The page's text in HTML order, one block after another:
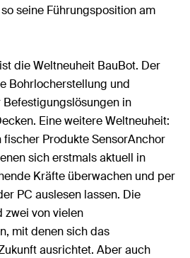
seine Führungsposition am
die Weltneuheit BauBot. Der
Bohrlocherstellung und
in
Eine weitere Weltneuheit:
Produkte SensorAnchor
sich erstmals aktuell in
Kräfte überwachen und per
PC auslesen lassen. Die
zwei von vielen
mit denen sich das
ausrichtet. Aber auch